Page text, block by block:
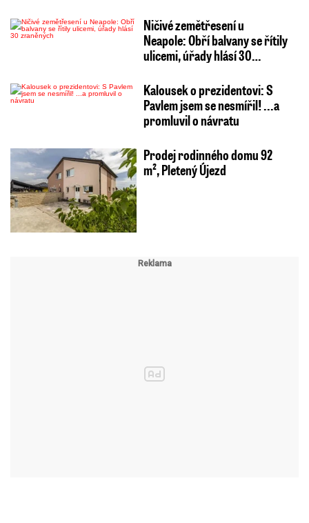
Ničivé zemětřesení u
Neapole: Obří balvany se řítily
ulicemi, úřady hlásí 30…
Kalousek o prezidentovi: S
Pavlem jsem se nesmířil! ...a
promluvil o návratu
Prodej rodinného domu 92
m², Pletený Újezd